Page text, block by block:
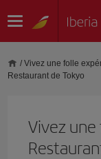
/ Vivez une folle
Restaurant de Tokyo
Vivez